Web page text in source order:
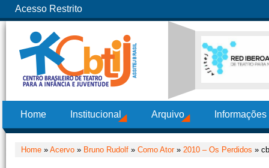
Acesso Restrito
Home Institucional Arquivo
Home » Acervo » Bruno Rudolf » Como Ator» 2010 – Os Perdidos »